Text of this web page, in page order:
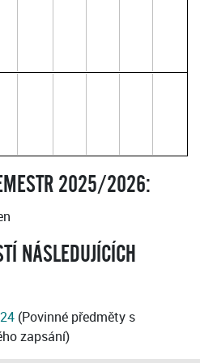
2025/2026:
NÁSLEDUJÍCÍCH
(Povinné předměty s
zapsání)